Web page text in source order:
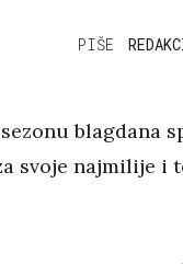
PIŠE
blagdana
svoje najmilije i